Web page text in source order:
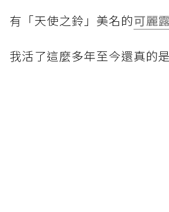
有「天使之鈴」美名的可麗露
我活了這麼多年至今還真的